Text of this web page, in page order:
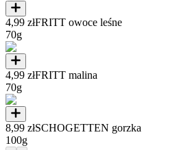
4,99 złFRITT owoce leśne
70g
4,99 złFRITT malina
70g
8,99 złSCHOGETTEN gorzka
100g